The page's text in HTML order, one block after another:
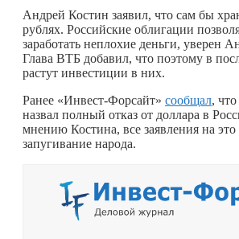
Андрей Костин заявил, что сам бы
рублях. Российские облигации
заработать неплохие деньги, уверен
Глава ВТБ добавил, что поэтому в
растут инвестиции в них.
Ранее «Инвест-Форсайт» сообщал,
назвал полный отказ от доллара в
мнению Костина, все заявления на
запугивание народа.